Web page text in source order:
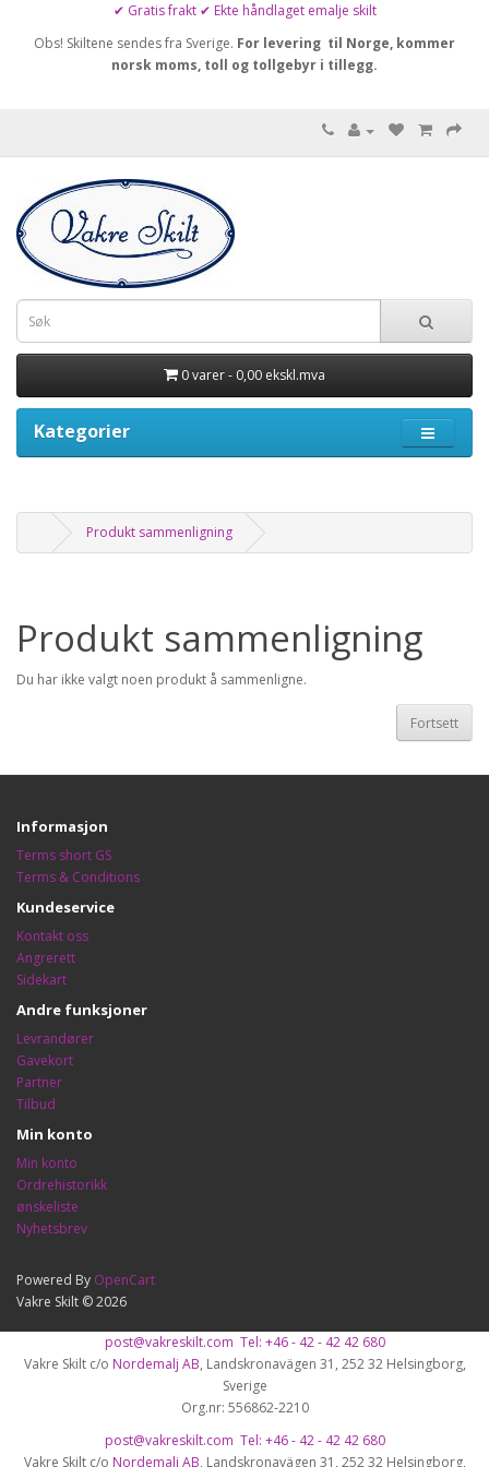
✔ Gratis frakt ✔ Ekte håndlaget emalje skilt
Obs! Skiltene sendes fra Sverige. For levering til Norge, kommer
norsk moms, toll og tollgebyr i tillegg.
0 varer - 0,00 ekskl.mva
Kategorier
Produkt sammenligning
Produkt sammenligning
Du har ikke valgt noen produkt å sammenligne.
Fortsett
Informasjon
Terms short GS
Terms & Conditions
Kundeservice
Kontakt oss
Angrerett
Sidekart
Andre funksjoner
Levrandører
Gavekort
Partner
Tilbud
Min konto
Min konto
Ordrehistorikk
ønskeliste
Nyhetsbrev
Powered By OpenCart
Vakre Skilt © 2026
post@vakreskilt.com Tel: +46 - 42 - 42 42 680
Vakre Skilt c/o Nordemalj AB, Landskronavägen 31, 252 32 Helsingborg,
Sverige
Org.nr: 556862-2210
post@vakreskilt.com Tel: +46 - 42 - 42 42 680
Vakre Skilt c/o Nordemalj AB, Landskronavägen 31, 252 32 Helsingborg,